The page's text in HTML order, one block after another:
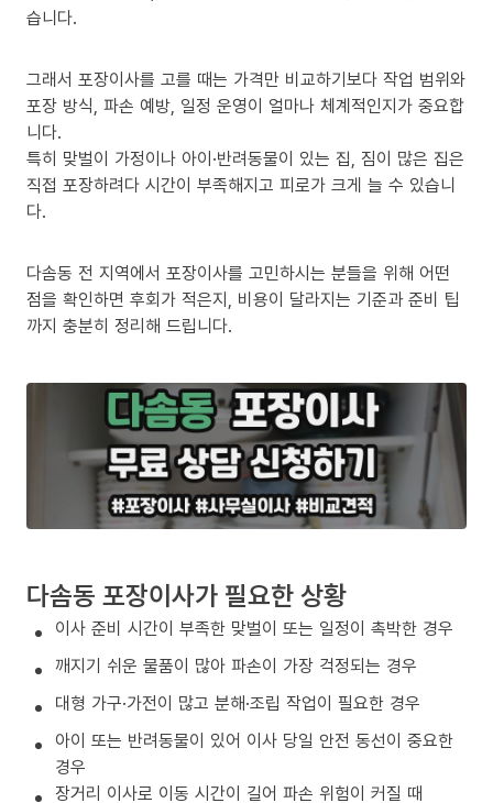
습니다.
그래서 포장이사를 고를 때는 가격만 비교하기보다 작업 범위와
포장 방식, 파손 예방, 일정 운영이 얼마나 체계적인지가 중요합
니다.
특히 맞벌이 가정이나 아이·반려동물이 있는 집, 짐이 많은 집은
직접 포장하려다 시간이 부족해지고 피로가 크게 늘 수 있습니
다.
다솜동 전 지역에서 포장이사를 고민하시는 분들을 위해 어떤
점을 확인하면 후회가 적은지, 비용이 달라지는 기준과 준비 팁
까지 충분히 정리해 드립니다.
다솜동 포장이사가 필요한 상황
이사 준비 시간이 부족한 맞벌이 또는 일정이 촉박한 경우
깨지기 쉬운 물품이 많아 파손이 가장 걱정되는 경우
대형 가구·가전이 많고 분해·조립 작업이 필요한 경우
아이 또는 반려동물이 있어 이사 당일 안전 동선이 중요한
경우
장거리 이사로 이동 시간이 길어 파손 위험이 커질 때